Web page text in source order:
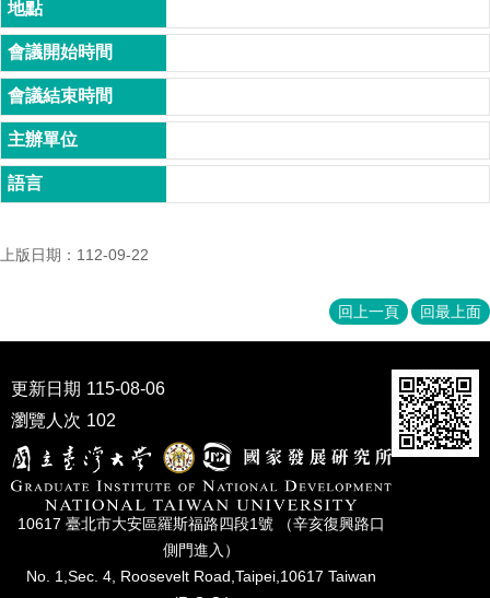
術
研
究
國
家
發
展
研
究
刊
專
學
會
上版日期：112-09-22
回上一頁 回最上面
更新日期 115-08-06
瀏覽人次 102
10617 臺北市⼤安區羅斯福路四段1號 （辛亥復興路⼝
側⾨進入）
No. 1,Sec. 4, Roosevelt Road,Taipei,10617 Taiwan